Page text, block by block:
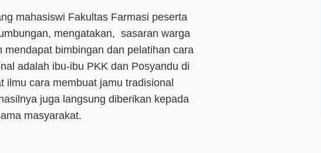
mahasiswi Fakultas Farmasi peserta
mengatakan, sasaran warga
mendapat bimbingan dan pelatihan cara
adalah ibu-ibu PKK dan Posyandu di
ilmu cara membuat jamu tradisional
juga langsung diberikan kepada
masyarakat.